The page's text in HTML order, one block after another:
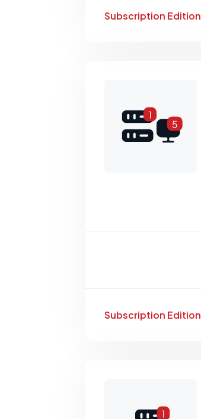
Subscription Edition
Subscription Edition